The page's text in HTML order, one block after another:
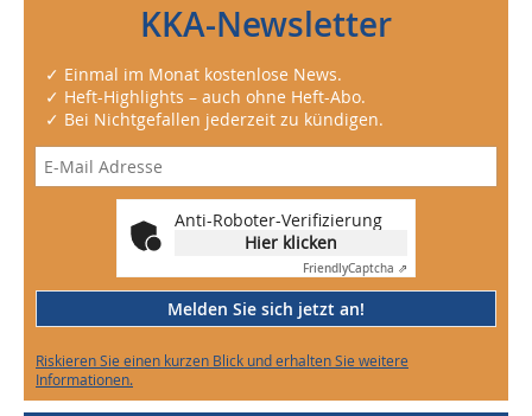
KKA-Newsletter
✓ Einmal im Monat kostenlose News.
✓ Heft-Highlights – auch ohne Heft-Abo.
✓ Bei Nichtgefallen jederzeit zu kündigen.
Anti-Roboter-Verifizierung
Hier klicken
FriendlyCaptcha ⇗
Melden Sie sich jetzt an!
Riskieren Sie einen kurzen Blick und erhalten Sie weitere
Informationen.